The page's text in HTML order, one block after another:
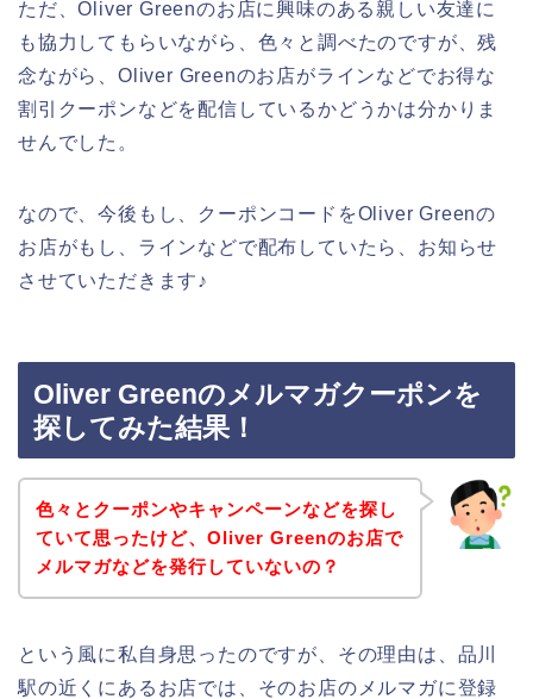
ただ、Oliver Greenのお店に興味のある親しい友達に
も協力してもらいながら、色々と調べたのですが、残
念ながら、Oliver Greenのお店がラインなどでお得な
割引クーポンなどを配信しているかどうかは分かりま
せんでした。
なので、今後もし、クーポンコードをOliver Greenの
お店がもし、ラインなどで配布していたら、お知らせ
させていただきます♪
Oliver Greenのメルマガクーポンを
探してみた結果！
色々とクーポンやキャンペーンなどを探し
ていて思ったけど、Oliver Greenのお店で
メルマガなどを発行していないの？
という風に私自身思ったのですが、その理由は、品川
駅の近くにあるお店では、そのお店のメルマガに登録